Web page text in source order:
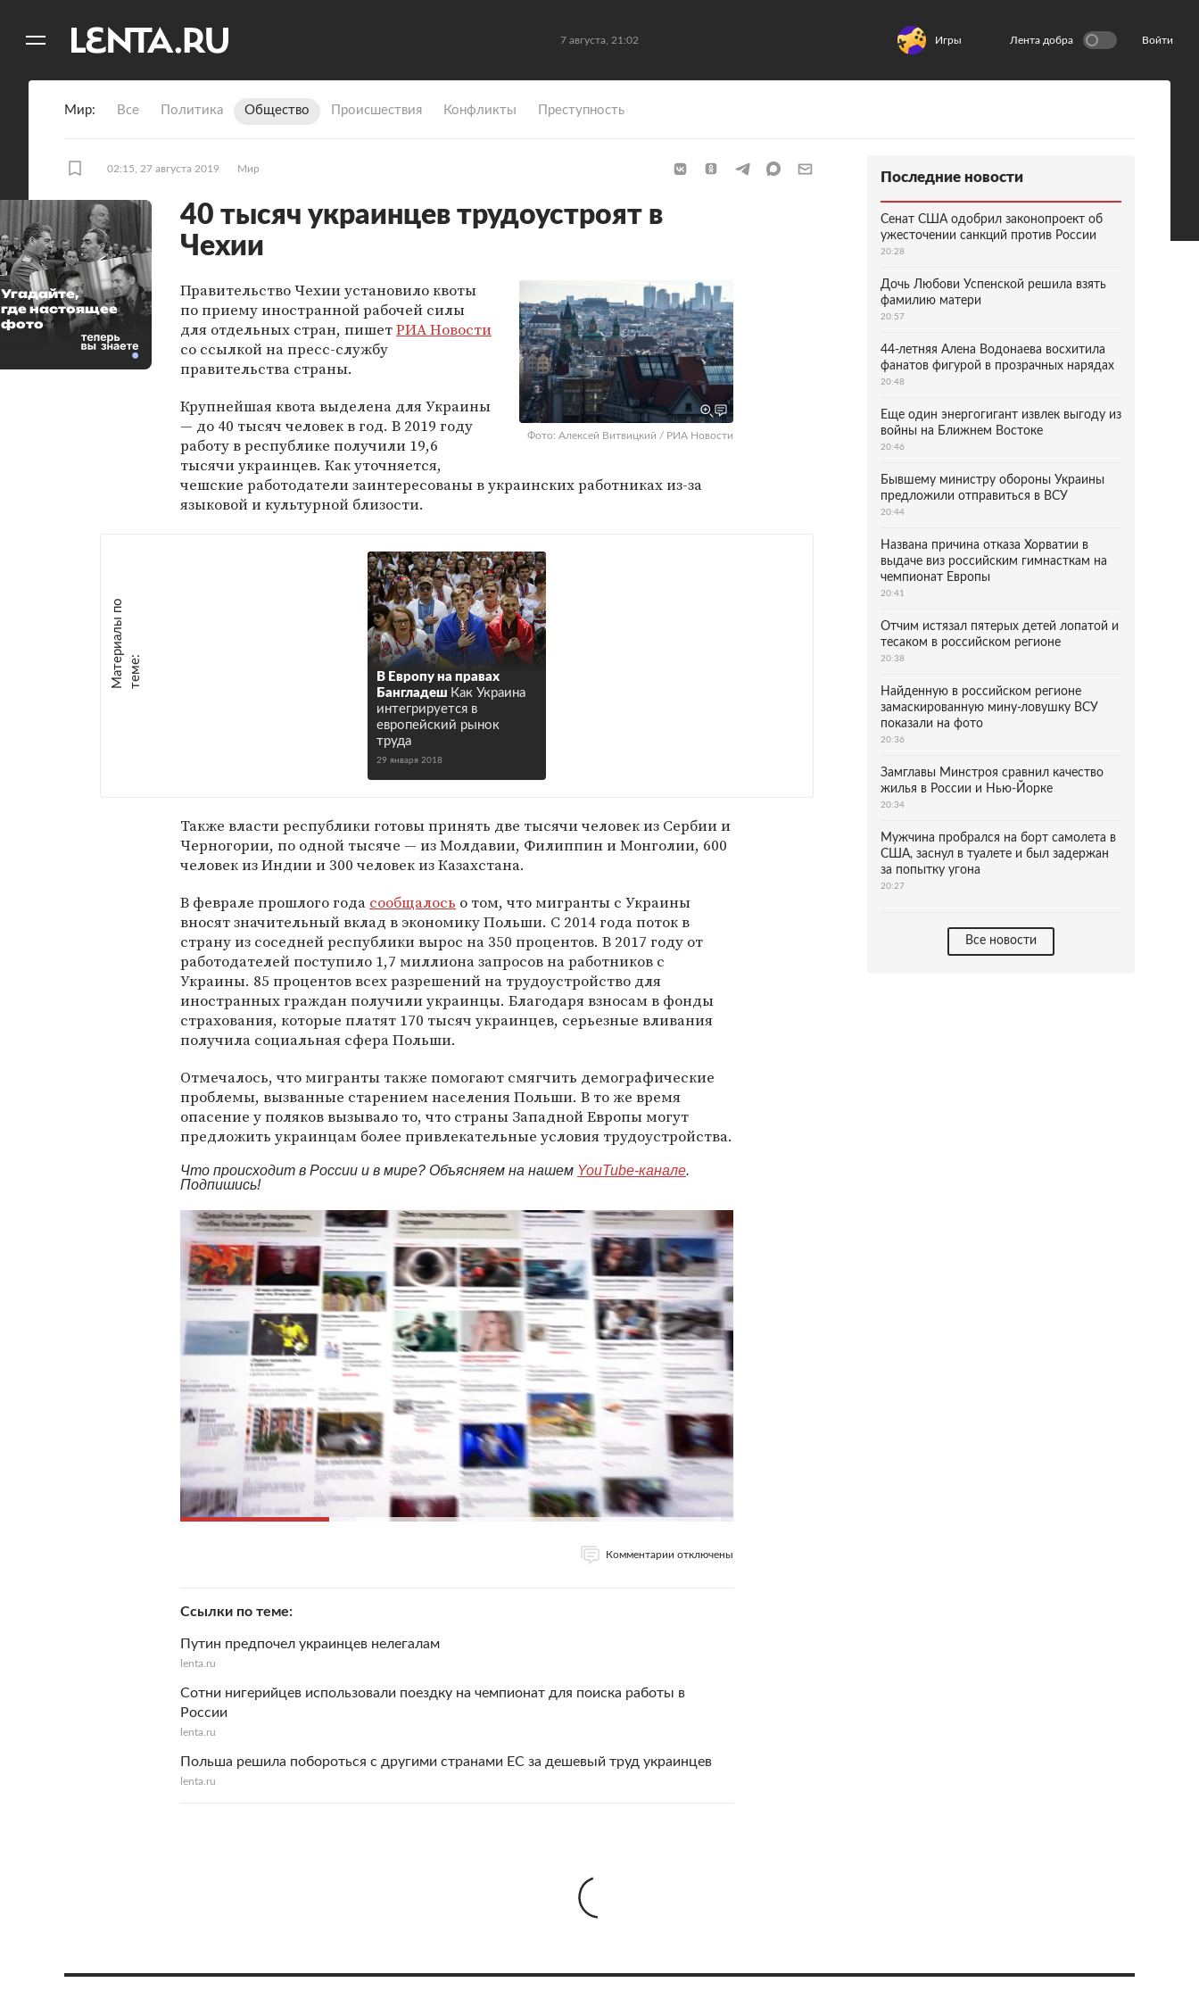
7 августа, 21:02 Игры Лента добра Войти
Мир Все Политика Общество Происшествия Конфликты Преступность
02:15, 27 августа 2019 Мир
40 тысяч украинцев трудоустроят в
Чехии
Фото: Алексей Витвицкий / РИА Новости
Правительство Чехии установило квоты
по приему иностранной рабочей силы
для отдельных стран, пишетРИА Новости
со ссылкой на пресс-службу
правительства страны.
Крупнейшая квота выделена для Украины
— до 40 тысяч человек в год. В 2019 году
работу в республике получили 19,6
тысячи украинцев. Как уточняется,
чешские работодатели заинтересованы в украинских работниках из-за
языковой и культурной близости.
М
а
т е
р
и
а
л
ы
п
о
т
е
м
е :
В Европу на правах
Бангладеш Как Украина
интегрируется в
европейский рынок
труда
29 января 2018
Также власти республики готовы принять две тысячи человек из Сербии и
Черногории, по одной тысяче — из Молдавии, Филиппин и Монголии, 600
человек из Индии и 300 человек из Казахстана.
В феврале прошлого года сообщалось о том, что мигранты с Украины
вносят значительный вклад в экономику Польши. С 2014 года поток в
страну из соседней республики вырос на 350 процентов. В 2017 году от
работодателей поступило 1,7 миллиона запросов на работников с
Украины. 85 процентов всех разрешений на трудоустройство для
иностранных граждан получили украинцы. Благодаря взносам в фонды
страхования, которые платят 170 тысяч украинцев, серьезные вливания
получила социальная сфера Польши.
Отмечалось, что мигранты также помогают смягчить демографические
проблемы, вызванные старением населения Польши. В то же время
опасение у поляков вызывало то, что страны Западной Европы могут
предложить украинцам более привлекательные условия трудоустройства.
Что происходит в России и в мире? Объясняем на нашем YouTube-канале.
Подпишись!
Комментарии отключены
Ссылки по теме
Путин предпочел украинцев нелегалам
lenta.ru
Сотни нигерийцев использовали поездку на чемпионат для поиска работы в
России
lenta.ru
Польша решила побороться с другими странами ЕС за дешевый труд украинцев
lenta.ru
Угадайте,
где настоящее
фото
Последние новости
Сенат США одобрил законопроект об
ужесточении санкций против России
20:28
Дочь Любови Успенской решила взять
фамилию матери
20:57
44-летняя Алена Водонаева восхитила
фанатов фигурой в прозрачных нарядах
20:48
Еще один энергогигант извлек выгоду из
войны на Ближнем Востоке
20:46
Бывшему министру обороны Украины
предложили отправиться в ВСУ
20:44
Названа причина отказа Хорватии в
выдаче виз российским гимнасткам на
чемпионат Европы
20:41
Отчим истязал пятерых детей лопатой и
тесаком в российском регионе
20:38
Найденную в российском регионе
замаскированную мину-ловушку ВСУ
показали на фото
20:36
Замглавы Минстроя сравнил качество
жилья в России и Нью-Йорке
20:34
Мужчина пробрался на борт самолета в
США, заснул в туалете и был задержан
за попытку угона
20:27
Все новости